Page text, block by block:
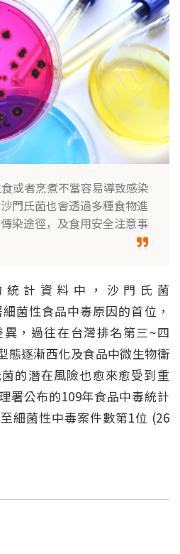
或者烹煮不當容易導致感染
門氏菌也會透過多種食物進
染途徑，及食用安全注意事
計資料中，沙門氏菌
菌性食品中毒原因的首位，
，過往在台灣排名第三~四
態逐漸西化及食品中微生物衛
的潛在風險也愈來愈受到重
署公布的109年食品中毒統計
細菌性中毒案件數第1位 (26